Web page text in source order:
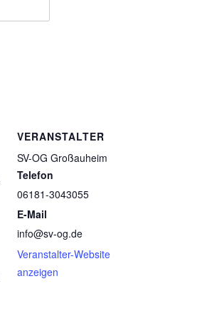
VERANSTALTER
SV-OG Großauheim
Telefon
06181-3043055
E-Mail
info@sv-og.de
Veranstalter-Website
anzeigen